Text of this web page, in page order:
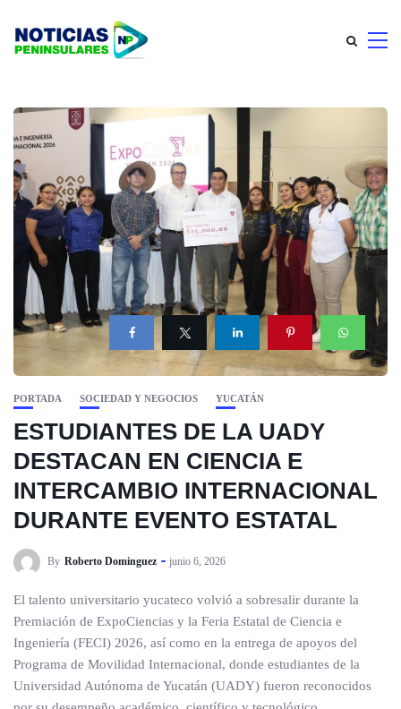
PORTADA SOCIEDAD Y NEGOCIOS YUCATÁN
ESTUDIANTES DE LA UADY
DESTACAN EN CIENCIA E
INTERCAMBIO INTERNACIONAL
DURANTE EVENTO ESTATAL
By Roberto Dominguez junio 6, 2026
El talento universitario yucateco volvió a sobresalir durante la
Premiación de ExpoCiencias y la Feria Estatal de Ciencia e
Ingeniería (FECI) 2026, así como en la entrega de apoyos del
Programa de Movilidad Internacional, donde estudiantes de la
Universidad Autónoma de Yucatán (UADY) fueron reconocidos